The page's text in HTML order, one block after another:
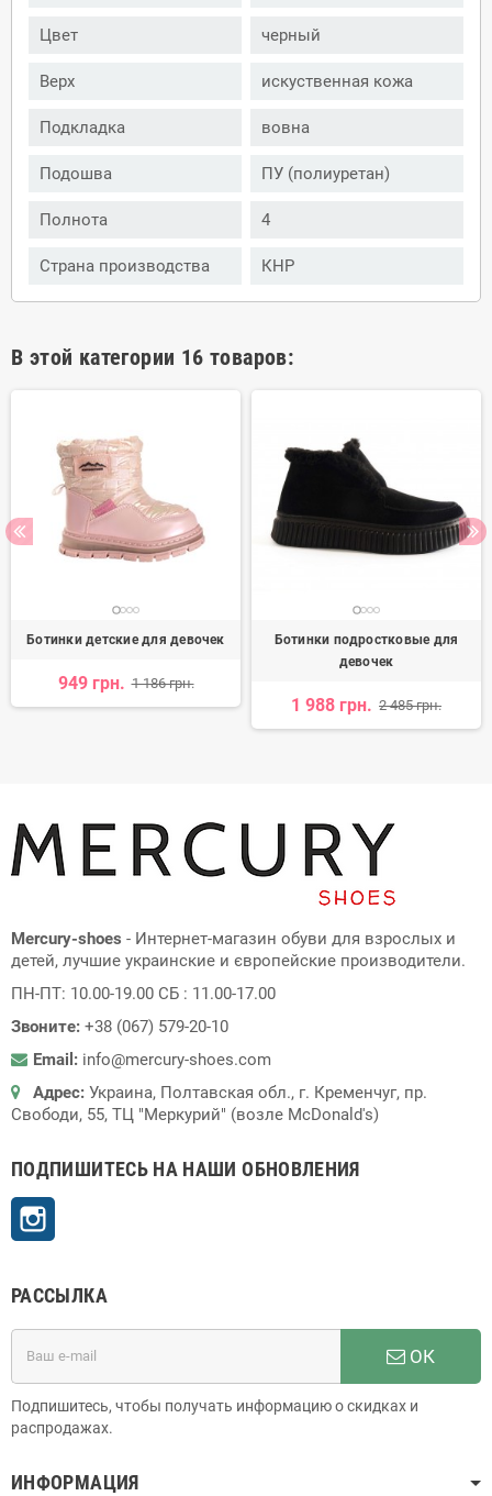
Цвет черный
Верх искуственная кожа
Подкладка вовна
Подошва ПУ (полиуретан)
Полнота 4
Страна производства КНР
В этой категории 16 товаров:
Ботинки детские для девочек
949 грн. 1 186 грн.
Ботинки подростковые для
девочек
1 988 грн. 2 485 грн.
Mercury-shoes - Интернет-магазин обуви для взрослых и
детей, лучшие украинские и європейские производители.
ПН-ПТ: 10.00-19.00 СБ : 11.00-17.00
Звоните: +38 (067) 579-20-10
Email: info@mercury-shoes.com
Адрес: Украина, Полтавская обл., г. Кременчуг, пр.
Свободи, 55, ТЦ "Меркурий" (возле McDonald's)
ПОДПИШИТЕСЬ НА НАШИ ОБНОВЛЕНИЯ
РАССЫЛКА
ОК
Подпишитесь, чтобы получать информацию о скидках и
распродажах.
ИНФОРМАЦИЯ